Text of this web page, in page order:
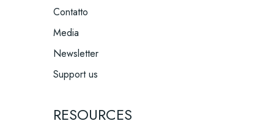
Contatto
Media
Newsletter
Support us
RESOURCES